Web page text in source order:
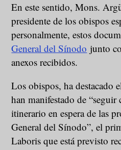
En este sentido, Mons.
presidente de los obispos
personalmente, estos
General del Sínodo junto
anexos recibidos.
Los obispos, ha destacado
han manifestado de
itinerario en espera de las
General del Sínodo”, el
Laboris que está previsto